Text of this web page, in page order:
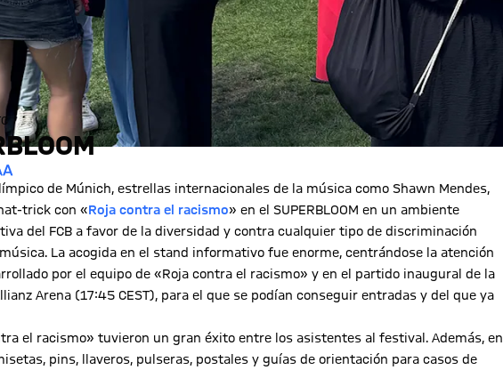
de Múnich, estrellas internacionales de la música como Shawn Mendes,
trick con «Roja contra el racismo» en el SUPERBLOOM en un ambiente
del FCB a favor de la diversidad y contra cualquier tipo de discriminación
La acogida en el stand informativo fue enorme, centrándose la atención
por el equipo de «Roja contra el racismo» y en el partido inaugural de la
Arena (17:45 CEST), para el que se podían conseguir entradas y del que ya
el racismo» tuvieron un gran éxito entre los asistentes al festival. Además, en
pins, llaveros, pulseras, postales y guías de orientación para casos de